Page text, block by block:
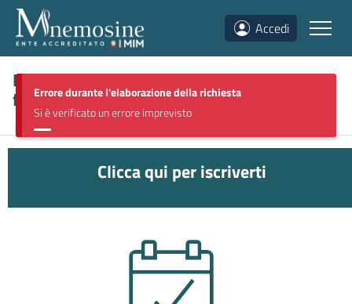
Accedi
Errore durante l'elaborazione della richiesta
Si è verificato un errore imprevisto
Discipline sociologiche, pedagogiche e
filosofiche(MUUM2826)
Clicca qui per iscriverti